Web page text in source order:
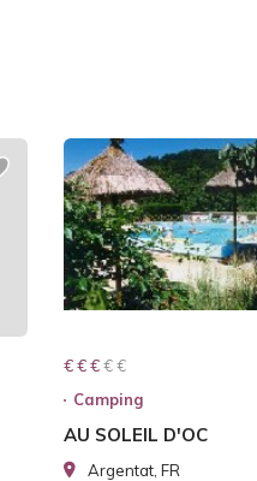
€ € € € €
€ € €
Camping
AU SOLEIL D'OC
Argentat, FR